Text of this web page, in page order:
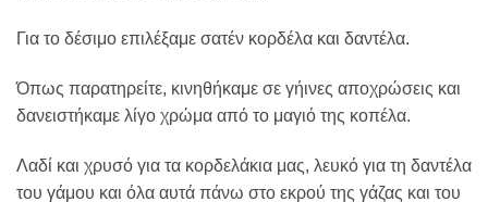
Για το δέσιμο επιλέξαμε σατέν κορδέλα και δαντέλα.
Όπως παρατηρείτε, κινηθήκαμε σε γήινες αποχρώσεις και
δανειστήκαμε λίγο χρώμα από το μαγιό της κοπέλα.
Λαδί και χρυσό για τα κορδελάκια μας, λευκό για τη δαντέλα
του γάμου και όλα αυτά πάνω στο εκρού της γάζας και του